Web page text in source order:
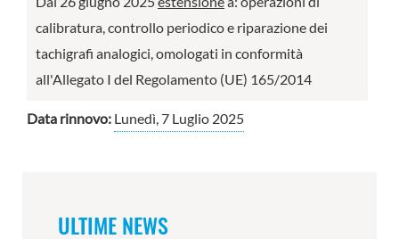
calibratura, controllo periodico e riparazione dei
tachigrafi analogici, omologati in conformità
all'Allegato I del Regolamento (UE) 165/2014
Data rinnovo: Lunedì, 7 Luglio 2025
ULTIME NEWS